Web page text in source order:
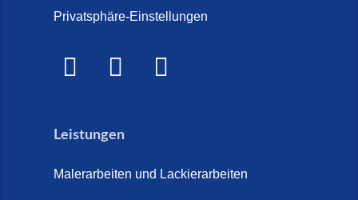
Privatsphäre-Einstellungen
Leistungen
Malerarbeiten und Lackierarbeiten